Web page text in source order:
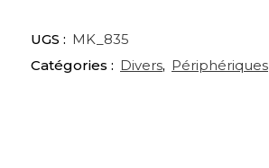
UGS : MK_835
Catégories : Divers, Périphériques